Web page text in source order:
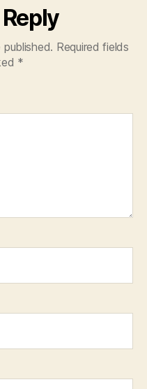
Required fields
*